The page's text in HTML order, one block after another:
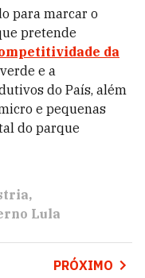
para marcar o
pretende
da
e a
do País, além
e pequenas
do parque
Lula
PRÓXIMO